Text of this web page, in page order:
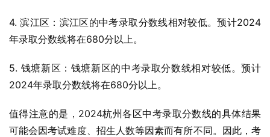
4. 滨江区：滨江区的中考录取分数线相对较低。预计2024
年录取分数线将在680分以上。
5. 钱塘新区：钱塘新区的中考录取分数线相对较低。预计
2024年录取分数线将在680分以上。
值得注意的是，2024杭州各区中考录取分数线的具体结果
可能会因考试难度、招生人数等因素而有所不同。因此，考